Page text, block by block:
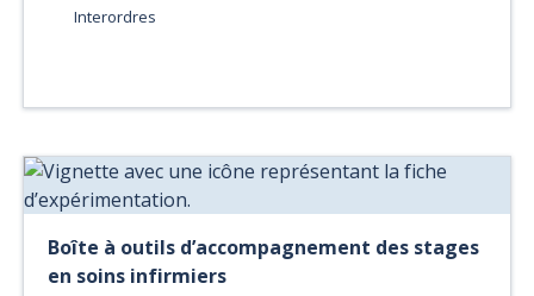
Interordres
Boîte à outils d’accompagnement des stages
en soins infirmiers